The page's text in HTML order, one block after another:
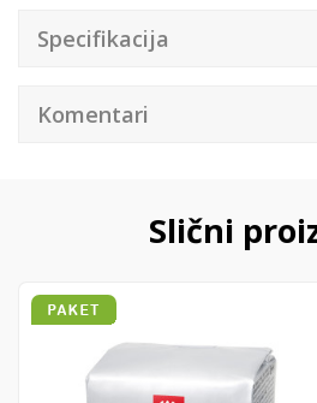
Specifikacija
Komentari
Slični